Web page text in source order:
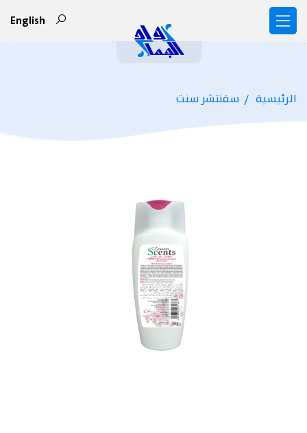
English
الرئيسية سقنتشر سنت